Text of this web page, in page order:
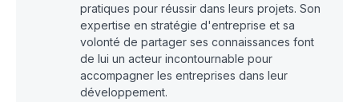
pratiques pour réussir dans leurs projets. Son
expertise en stratégie d'entreprise et sa
volonté de partager ses connaissances font
de lui un acteur incontournable pour
accompagner les entreprises dans leur
développement.